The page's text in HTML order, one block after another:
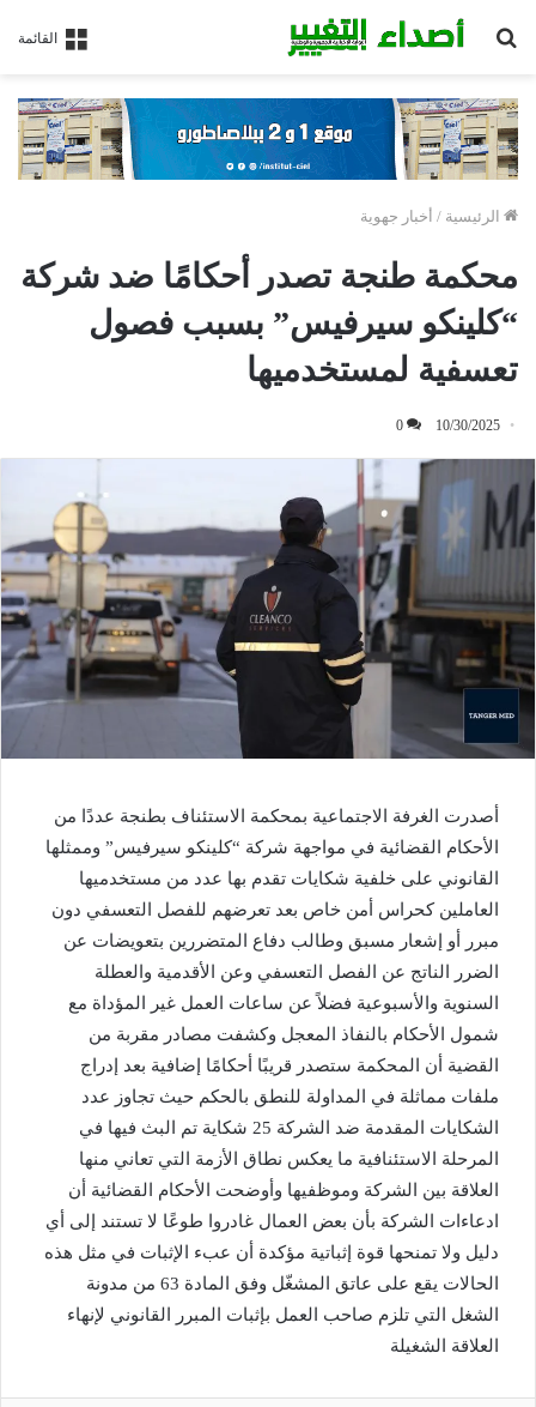
القائمة
الرئيسية / أخبار جهوية
محكمة طنجة تصدر أحكامًا ضد شركة
“كلينكو سيرفيس” بسبب فصول
تعسفية لمستخدميها
10/30/2025
0
أصدرت الغرفة الاجتماعية بمحكمة الاستئناف بطنجة عددًا من
الأحكام القضائية في مواجهة شركة “كلينكو سيرفيس” وممثلها
القانوني على خلفية شكايات تقدم بها عدد من مستخدميها
العاملين كحراس أمن خاص بعد تعرضهم للفصل التعسفي دون
مبرر أو إشعار مسبق وطالب دفاع المتضررين بتعويضات عن
الضرر الناتج عن الفصل التعسفي وعن الأقدمية والعطلة
السنوية والأسبوعية فضلاً عن ساعات العمل غير المؤداة مع
شمول الأحكام بالنفاذ المعجل وكشفت مصادر مقربة من
القضية أن المحكمة ستصدر قريبًا أحكامًا إضافية بعد إدراج
ملفات مماثلة في المداولة للنطق بالحكم حيث تجاوز عدد
الشكايات المقدمة ضد الشركة 25 شكاية تم البث فيها في
المرحلة الاستئنافية ما يعكس نطاق الأزمة التي تعاني منها
العلاقة بين الشركة وموظفيها وأوضحت الأحكام القضائية أن
ادعاءات الشركة بأن بعض العمال غادروا طوعًا لا تستند إلى أي
دليل ولا تمنحها قوة إثباتية مؤكدة أن عبء الإثبات في مثل هذه
الحالات يقع على عاتق المشغّل وفق المادة 63 من مدونة
الشغل التي تلزم صاحب العمل بإثبات المبرر القانوني لإنهاء
العلاقة الشغيلة